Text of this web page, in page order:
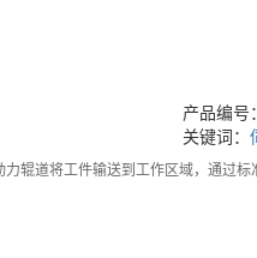
产品编号
关键词：
力辊道将工件输送到工作区域，通